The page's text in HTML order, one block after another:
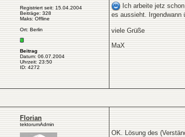
Registriert seit: 15.04.2004
Beiträge: 328
Maks: Offline
Ort: Berlin
Beitrag
Datum: 06.07.2004
Uhrzeit: 23:50
ID: 4272
Ich arbeite jetz
es aussieht. Irgendwann
viele Grüße
MaX
Florian
tektorumAdmin
OK. Lösung des